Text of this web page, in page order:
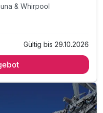
& Whirpool
Gültig bis 29.10.2026